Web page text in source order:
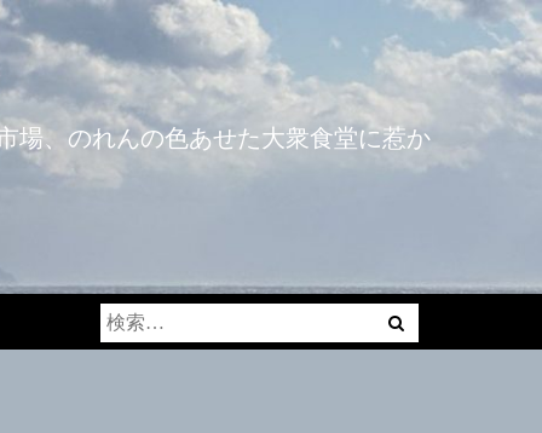
場、のれんの色あせた大衆食堂に惹か
検
索: